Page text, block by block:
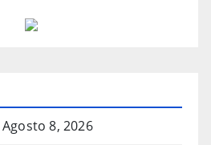
Agosto 8, 2026